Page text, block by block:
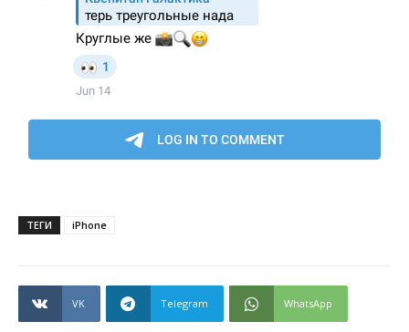
ТЕГИ iPhone
VK Telegram WhatsApp